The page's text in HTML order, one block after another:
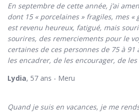
En septembre de cette année, j’ai
dont 15 « porcelaines » fragiles, mes «
est revenu heureux, fatigué, mais
sourires, des remerciements pour le
certaines de ces personnes de 75 à
les encadrer, de les encourager, de les
Lydia, 57 ans - Meru
Quand je suis en vacances, je me